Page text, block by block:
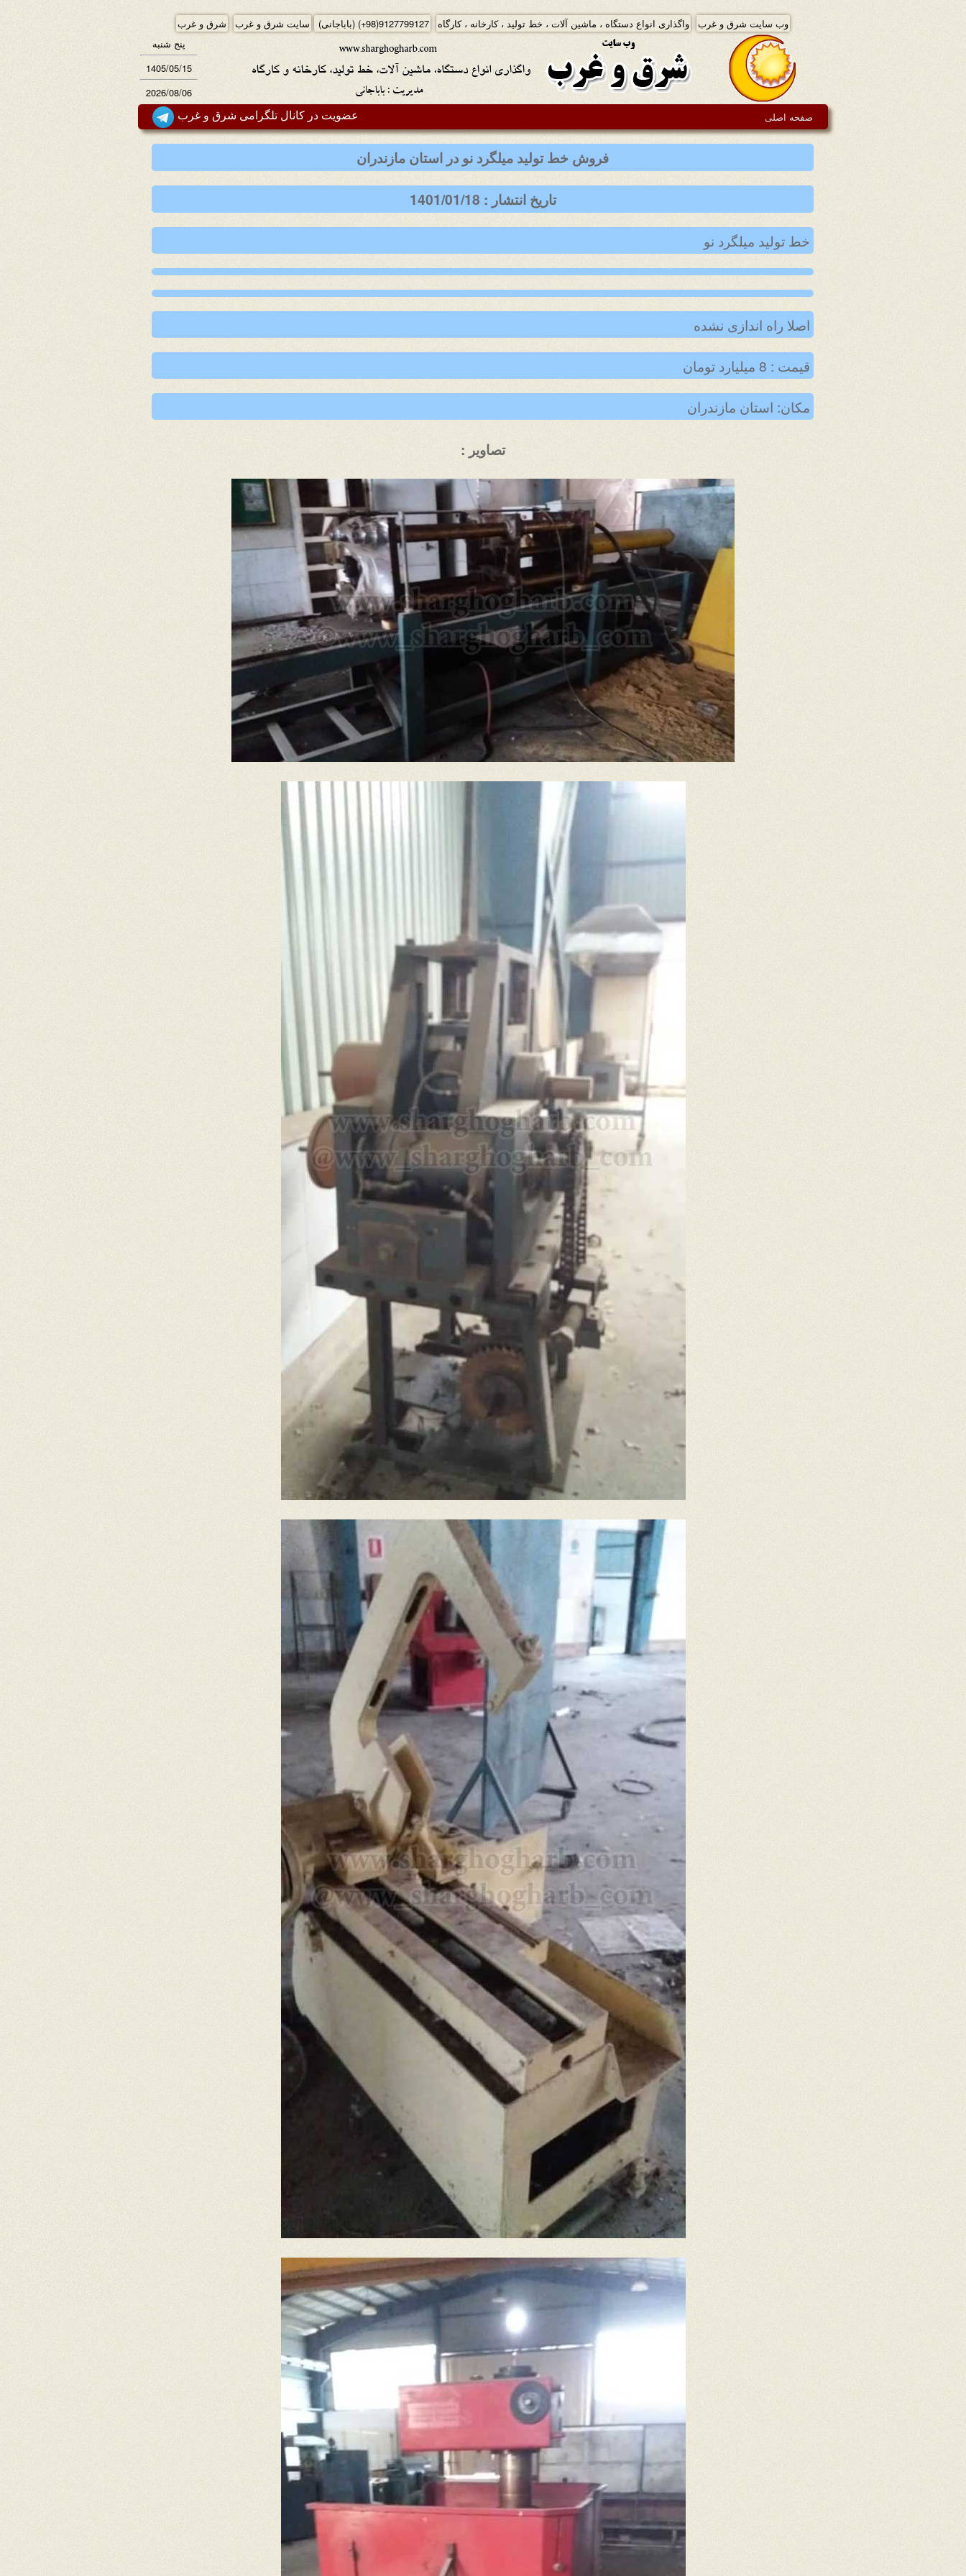
وب سایت شرق و غرب واگذاری انواع دستگاه ، ماشین آلات ، خط تولید ، کارخانه ، کارگاه (+98)9127799127 (باباجانی) سایت شرق و غرب
شرق و غرب
پنج شنبه
1405/05/15
2026/08/06
صفحه اصلی
عضویت در کانال تلگرامی شرق و غرب
فروش خط تولید میلگرد نو در استان مازندران
تاریخ انتشار : 1401/01/18
خط تولید میلگرد نو
اصلا راه اندازی نشده
قیمت : 8 میلیارد تومان
مکان: استان مازندران
تصاویر :